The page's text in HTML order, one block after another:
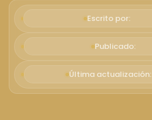
Escrito por:
Publicado:
Última actualización: